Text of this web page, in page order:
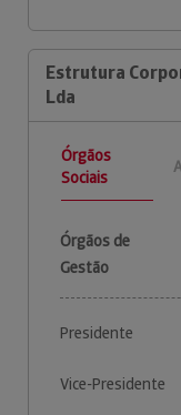
Estrutura
Lda
Órgãos
Sociais
Órgãos de
Gestão
Presidente
Vice-Presidente